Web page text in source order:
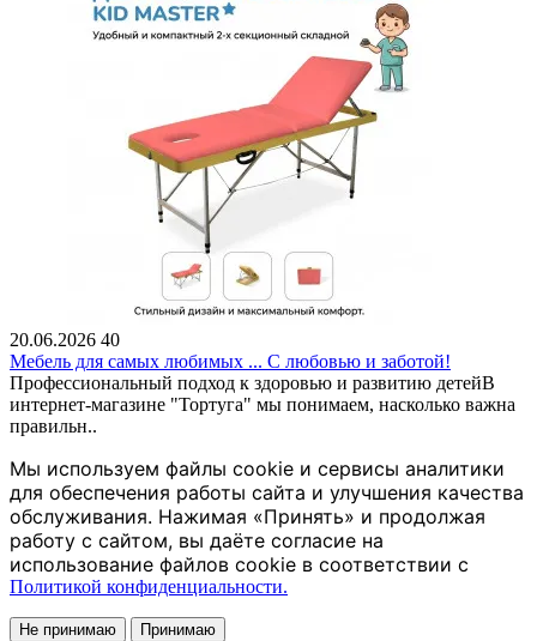
20.06.2026 40
Мебель для самых любимых ... С любовью и заботой!
Профессиональный подход к здоровью и развитию детейВ
интернет-магазине "Тортуга" мы понимаем, насколько важна
правильн..
Мы используем файлы cookie и сервисы аналитики
для обеспечения работы сайта и улучшения качества
обслуживания. Нажимая «Принять» и продолжая
работу с сайтом, вы даёте согласие на
использование файлов cookie в соответствии с
Политикой конфиденциальности.
Не принимаю Принимаю